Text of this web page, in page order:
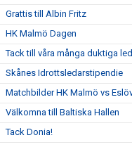
Grattis till Albin Fritz
HK Malmö Dagen
Tack till våra många duktiga
Skånes Idrottsledarstipendie
Matchbilder HK Malmö vs
Välkomna till Baltiska Hallen
Tack Donia!